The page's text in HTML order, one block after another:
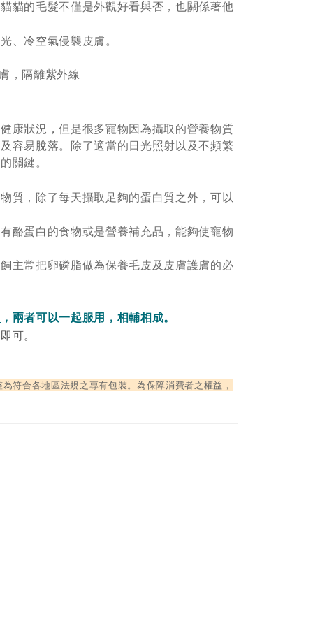
貓的毛髮不僅是外觀好看與否，也關係著他
、冷空氣侵襲皮膚。
，隔離紫外線
康狀況，但是很多寵物因為攝取的營養物質
容易脫落。除了適當的日光照射以及不頻繁
關鍵。
質，除了每天攝取足夠的蛋白質之外，可以
酪蛋白的食物或是營養補充品，能夠使寵物
主常把卵磷脂做為保養毛皮及皮膚護膚的必
，兩者可以一起服用，相輔相成。
可。
符合各地區法規之專有包裝。為保障消費者之權益，